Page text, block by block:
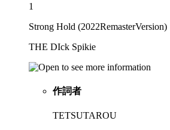
1
Strong Hold (2022RemasterVersion)
THE DIck Spikie
作詞者
TETSUTAROU